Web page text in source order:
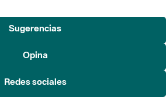
Sugerencias
Opina
Redes sociales